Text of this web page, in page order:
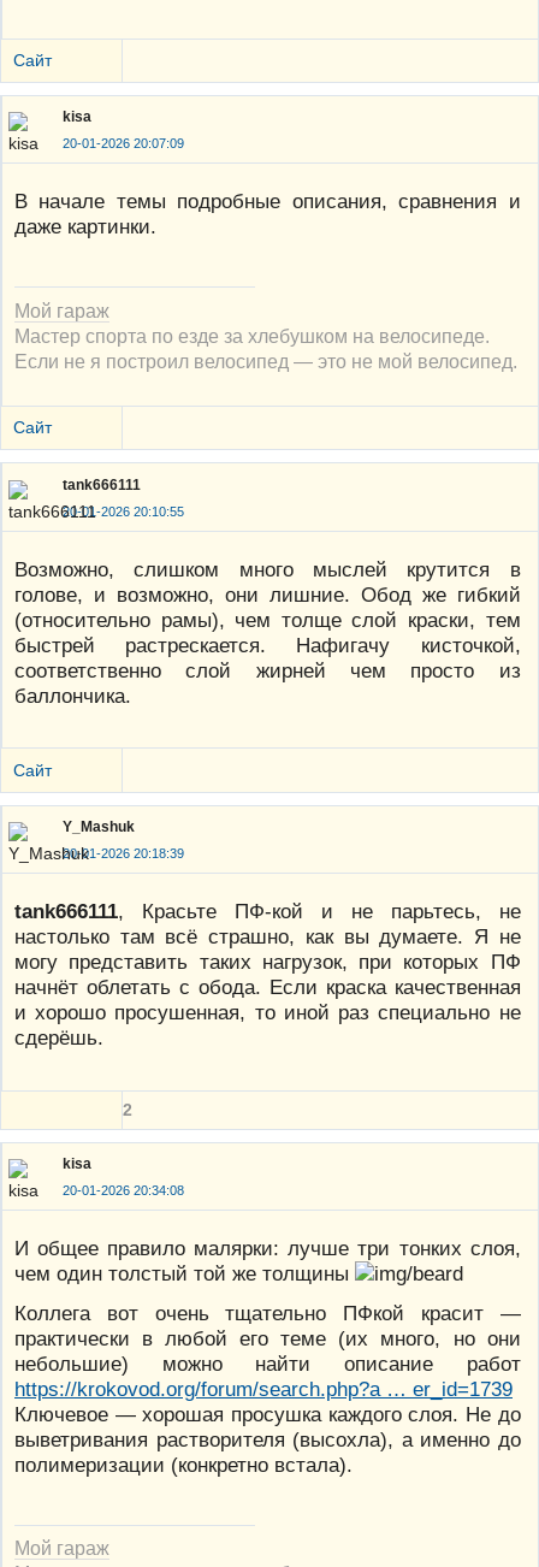
Сайт
kisa
20-01-2026 20:07:09
В начале темы подробные описания, сравнения и
даже картинки.
Мой гараж
Мастер спорта по езде за хлебушком на велосипеде.
Если не я построил велосипед — это не мой велосипед.
Сайт
tank666111
20-01-2026 20:10:55
Возможно, слишком много мыслей крутится в
голове, и возможно, они лишние. Обод же гибкий
(относительно рамы), чем толще слой краски, тем
быстрей растрескается. Нафигачу кисточкой,
соответственно слой жирней чем просто из
баллончика.
Сайт
Y_Mashuk
20-01-2026 20:18:39
tank666111, Красьте ПФ-кой и не парьтесь, не
настолько там всё страшно, как вы думаете. Я не
могу представить таких нагрузок, при которых ПФ
начнёт облетать с обода. Если краска качественная
и хорошо просушенная, то иной раз специально не
сдерёшь.
2
kisa
20-01-2026 20:34:08
И общее правило малярки: лучше три тонких слоя,
чем один толстый той же толщины
Коллега вот очень тщательно ПФкой красит —
практически в любой его теме (их много, но они
небольшие) можно найти описание работ
https://krokovod.org/forum/search.php?a … er_id=1739
Ключевое — хорошая просушка каждого слоя. Не до
выветривания растворителя (высохла), а именно до
полимеризации (конкретно встала).
Мой гараж